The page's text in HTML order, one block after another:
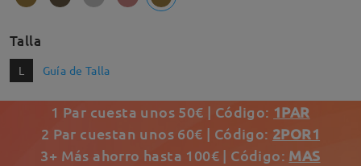
Talla
L Guía de Talla
1 Par cuesta unos 50€ | Código: 1PAR
2 Par cuestan unos 60€ | Código: 2POR1
3+ Más ahorro hasta 100€ | Código: MAS